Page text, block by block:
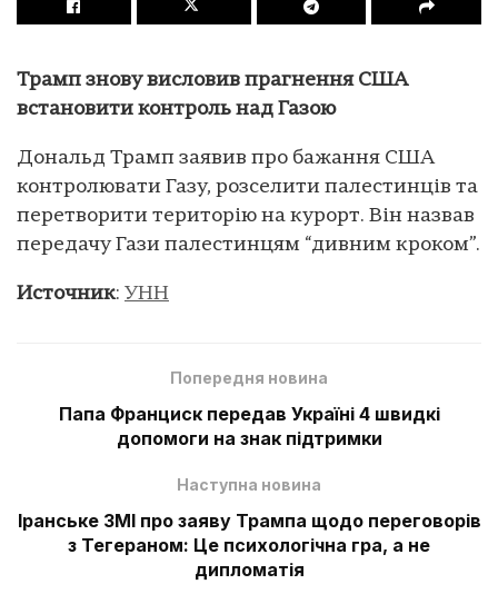
Трамп знову висловив прагнення США
встановити контроль над Газою
Дональд Трамп заявив про бажання США
контролювати Газу, розселити палестинців та
перетворити територію на курорт. Він назвав
передачу Гази палестинцям “дивним кроком”.
Источник: УНН
Попередня новина
Папа Франциск передав Україні 4 швидкі
допомоги на знак підтримки
Наступна новина
Іранське ЗМІ про заяву Трампа щодо переговорів
з Тегераном: Це психологічна гра, а не
дипломатія